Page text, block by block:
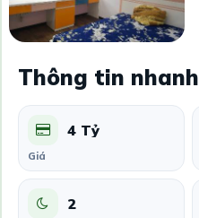
Thông tin nhanh
4 Tỷ
Giá
2